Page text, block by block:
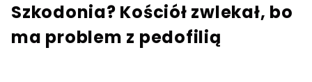
Szkodonia? Kościół zwlekał, bo
ma problem z pedofilią